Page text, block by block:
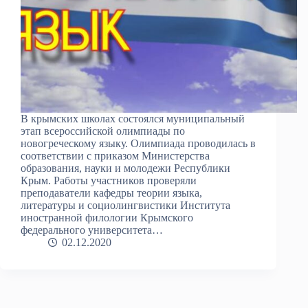
В крымских школах состоялся муниципальный
этап всероссийской олимпиады по
новогреческому языку. Олимпиада проводилась в
соответствии с приказом Министерства
образования, науки и молодежи Республики
Крым. Работы участников проверяли
преподаватели кафедры теории языка,
литературы и социолингвистики Института
иностранной филологии Крымского
федерального университета…
02.12.2020